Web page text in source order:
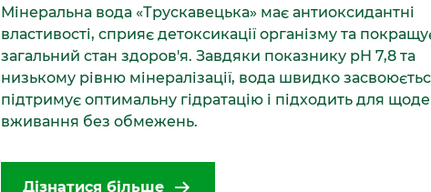
Мінеральна вода «Трускавецька» має антиоксидантні
властивості, сприяє детоксикації організму та
загальний стан здоров'я. Завдяки показнику рН 7,8 та
низькому рівню мінералізації, вода швидко
підтримує оптимальну гідратацію і підходить для
вживання без обмежень.
Дізнатися більше